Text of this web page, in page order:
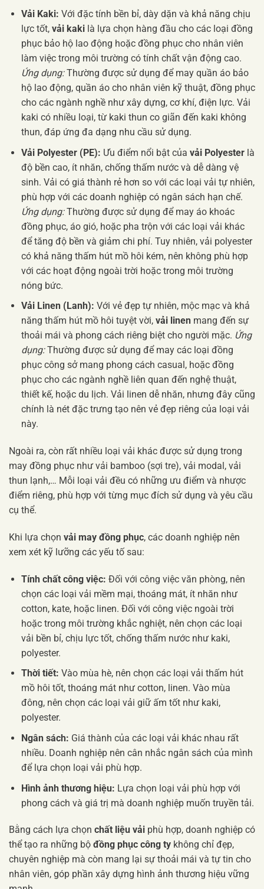
Vải Kaki: Với đặc tính bền bỉ, dày dặn và khả năng chịu
lực tốt, vải kakilà lựa chọn hàng đầu cho các loại đồng
phục bảo hộ lao động hoặc đồng phục cho nhân viên
làm việc trong môi trường có tính chất vận động cao.
Ứng dụng:Thường được sử dụng để may quần áo bảo
hộ lao động, quần áo cho nhân viên kỹ thuật, đồng phục
cho các ngành nghề như xây dựng, cơ khí, điện lực. Vải
kaki có nhiều loại, từ kaki thun co giãn đến kaki không
thun, đáp ứng đa dạng nhu cầu sử dụng.
Vải Polyester (PE): Ưu điểm nổi bật của vải Polyesterlà
độ bền cao, ít nhăn, chống thấm nước và dễ dàng vệ
sinh. Vải có giá thành rẻ hơn so với các loại vải tự nhiên,
phù hợp với các doanh nghiệp có ngân sách hạn chế.
Ứng dụng:Thường được sử dụng để may áo khoác
đồng phục, áo gió, hoặc pha trộn với các loại vải khác
để tăng độ bền và giảm chi phí. Tuy nhiên, vải polyester
có khả năng thấm hút mồ hôi kém, nên không phù hợp
với các hoạt động ngoài trời hoặc trong môi trường
nóng bức.
Vải Linen (Lanh): Với vẻ đẹp tự nhiên, mộc mạc và khả
năng thấm hút mồ hôi tuyệt vời, vải linenmang đến sự
thoải mái và phong cách riêng biệt cho người mặc. Ứng
dụng:Thường được sử dụng để may các loại đồng
phục công sở mang phong cách casual, hoặc đồng
phục cho các ngành nghề liên quan đến nghệ thuật,
thiết kế, hoặc du lịch. Vải linen dễ nhăn, nhưng đây cũng
chính là nét đặc trưng tạo nên vẻ đẹp riêng của loại vải
này.
Ngoài ra, còn rất nhiều loại vải khác được sử dụng trong
may đồng phục như vải bamboo (sợi tre), vải modal, vải
thun lạnh,… Mỗi loại vải đều có những ưu điểm và nhược
điểm riêng, phù hợp với từng mục đích sử dụng và yêu cầu
cụ thể.
Khi lựa chọn vải may đồng phục, các doanh nghiệp nên
xem xét kỹ lưỡng các yếu tố sau:
Tính chất công việc: Đối với công việc văn phòng, nên
chọn các loại vải mềm mại, thoáng mát, ít nhăn như
cotton, kate, hoặc linen. Đối với công việc ngoài trời
hoặc trong môi trường khắc nghiệt, nên chọn các loại
vải bền bỉ, chịu lực tốt, chống thấm nước như kaki,
polyester.
Thời tiết: Vào mùa hè, nên chọn các loại vải thấm hút
mồ hôi tốt, thoáng mát như cotton, linen. Vào mùa
đông, nên chọn các loại vải giữ ấm tốt như kaki,
polyester.
Ngân sách: Giá thành của các loại vải khác nhau rất
nhiều. Doanh nghiệp nên cân nhắc ngân sách của mình
để lựa chọn loại vải phù hợp.
Hình ảnh thương hiệu: Lựa chọn loại vải phù hợp với
phong cách và giá trị mà doanh nghiệp muốn truyền tải.
Bằng cách lựa chọn chất liệu vải phù hợp, doanh nghiệp có
thể tạo ra những bộ đồng phục công ty không chỉ đẹp,
chuyên nghiệp mà còn mang lại sự thoải mái và tự tin cho
nhân viên, góp phần xây dựng hình ảnh thương hiệu vững